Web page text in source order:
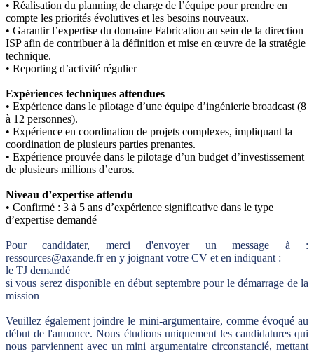
• Réalisation du planning de charge de l’équipe pour prendre en
compte les priorités évolutives et les besoins nouveaux.
• Garantir l’expertise du domaine Fabrication au sein de la direction
ISP afin de contribuer à la définition et mise en œuvre de la stratégie
technique.
• Reporting d’activité régulier
Expériences techniques attendues
• Expérience dans le pilotage d’une équipe d’ingénierie broadcast (8
à 12 personnes).
• Expérience en coordination de projets complexes, impliquant la
coordination de plusieurs parties prenantes.
• Expérience prouvée dans le pilotage d’un budget d’investissement
de plusieurs millions d’euros.
Niveau d’expertise attendu
• Confirmé : 3 à 5 ans d’expérience significative dans le type
d’expertise demandé
Pour candidater, merci d'envoyer un message à :
ressources@axande.fr en y joignant votre CV et en indiquant :
le TJ demandé
si vous serez disponible en début septembre pour le démarrage de la
mission
Veuillez également joindre le mini-argumentaire, comme évoqué au
début de l'annonce. Nous étudions uniquement les candidatures qui
nous parviennent avec un mini argumentaire circonstancié, mettant